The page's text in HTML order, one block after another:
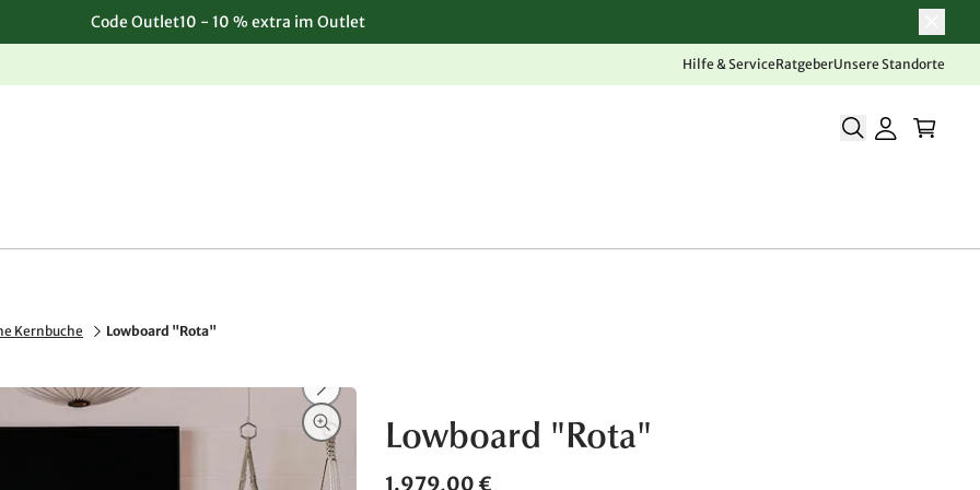
Code Outlet10 - 10 % extra im Outlet
Hilfe & ServiceRatgeberUnsere Standorte
Kernbuche Lowboard "Rota"
Lowboard "Rota"
1.979,00 €